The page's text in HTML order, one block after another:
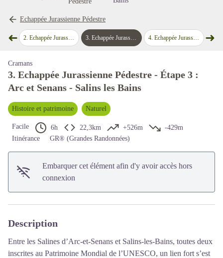
Echappée Jurassienne Pédestre
➜Étape précédente
2. Echappée Jurassienne Pédestre - Étape 2 : La Vieille Loye - Arc et Senans 3.Echappée Jurassienne Pédestre - Étape 3 : Arc et Senans - Salins les Bains 4. Echappée Jurassienne Pédestre - Étape 4 : Salins les Bains - Montigny les Arsures 5.
➜
Cramans
3. Echappée Jurassienne Pédestre - Étape 3 :
Arc et Senans - Salins les Bains
Histoire et patrimoine Naturel
Facile 6h 22,3km +526m
-429m
Itinérance
GR® (Grandes Randonnées)
Embarquer cet élément afin d'y avoir accès hors
connexion
Description
Entre les Salines d’Arc-et-Senans et Salins-les-Bains, toutes deux
inscrites au Patrimoine Mondial de l’UNESCO, un lien fort s’est